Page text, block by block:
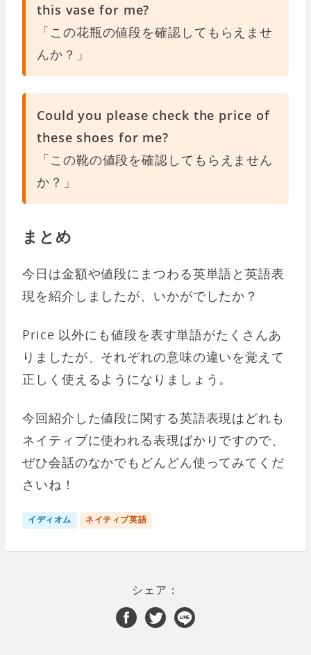
this vase for me?
「この花瓶の値段を確認してもらえませ
んか？」
Could you please check the price of
these shoes for me?
「この靴の値段を確認してもらえません
か？」
まとめ
今日は金額や値段にまつわる英単語と英語表
現を紹介しましたが、いかがでしたか？
Price 以外にも値段を表す単語がたくさんあ
りましたが、それぞれの意味の違いを覚えて
正しく使えるようになりましょう。
今回紹介した値段に関する英語表現はどれも
ネイティブに使われる表現ばかりですので、
ぜひ会話のなかでもどんどん使ってみてくだ
さいね！
イディオム ネイティブ英語
シェア：